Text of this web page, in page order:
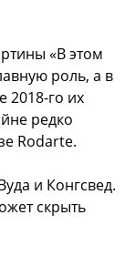
«В этом
роль, а в
2018-го их
редко
Rodarte.
и Конгсвед.
скрыть